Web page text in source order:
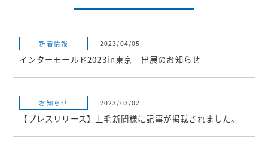
新着情報 2023/04/05
インターモールド2023in東京 出展のお知らせ
お知らせ 2023/03/02
【プレスリリース】上毛新聞様に記事が掲載されました。